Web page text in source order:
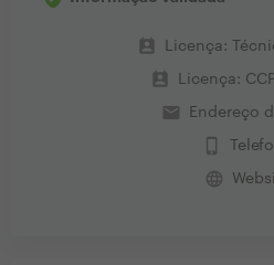
perm_contact_calendar Licença:
perm_contact_calendar Licença:
email Endereço
phone_iphone
language